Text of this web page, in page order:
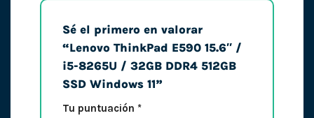
Sé el primero en valorar
“Lenovo ThinkPad E590 15.6″ /
i5-8265U / 32GB DDR4 512GB
SSD Windows 11”
Tu puntuación *